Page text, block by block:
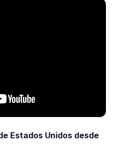
Estados Unidos desde